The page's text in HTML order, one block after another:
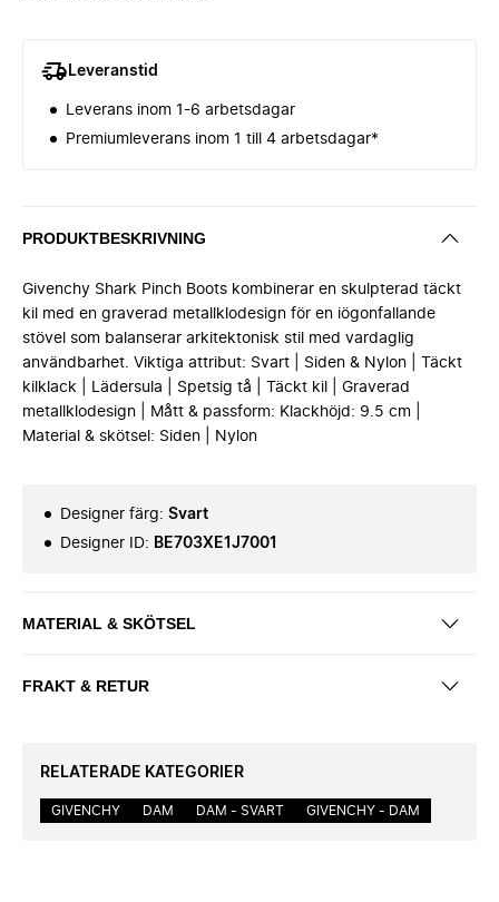
Leveranstid
Leverans inom 1-6 arbetsdagar
Premiumleverans inom 1 till 4 arbetsdagar*
PRODUKTBESKRIVNING
Givenchy Shark Pinch Boots kombinerar en skulpterad täckt
kil med en graverad metallklodesign för en iögonfallande
stövel som balanserar arkitektonisk stil med vardaglig
användbarhet. Viktiga attribut: Svart | Siden & Nylon | Täckt
kilklack | Lädersula | Spetsig tå | Täckt kil | Graverad
metallklodesign | Mått & passform: Klackhöjd: 9.5 cm |
Material & skötsel: Siden | Nylon
Designer färg: Svart
Designer ID: BE703XE1J7001
MATERIAL & SKÖTSEL
FRAKT & RETUR
RELATERADE KATEGORIER
GIVENCHY DAM DAM - SVART GIVENCHY - DAM